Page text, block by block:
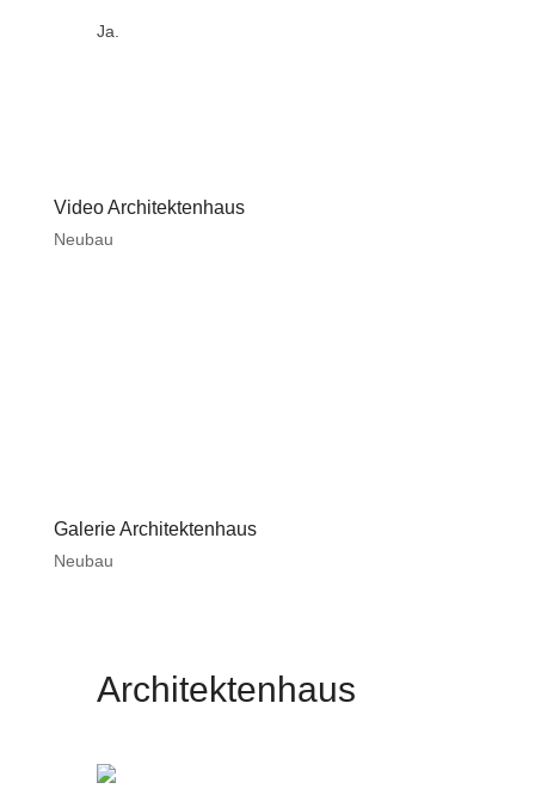
Ja.
Video Architektenhaus
Neubau
Galerie Architektenhaus
Neubau
Architektenhaus